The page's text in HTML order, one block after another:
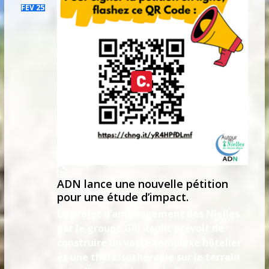
FÉV 25
ADN lance une nouvelle pétition
pour une étude d’impact.
construire un vaste complexe hôtelier
et une thalassothérapie sur le terrain